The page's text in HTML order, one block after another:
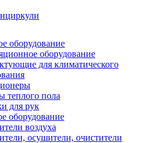
оборудование
оборудование
для климатического
теплого пола
для рук
оборудование
воздуха
осушители, очистители